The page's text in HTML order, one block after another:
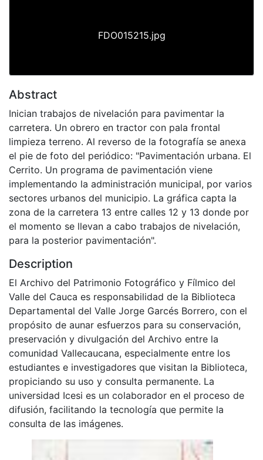
FDO015215.jpg
Abstract
Inician trabajos de nivelación para pavimentar la
carretera. Un obrero en tractor con pala frontal
limpieza terreno. Al reverso de la fotografía se anexa
el pie de foto del periódico: "Pavimentación urbana. El
Cerrito. Un programa de pavimentación viene
implementando la administración municipal, por varios
sectores urbanos del municipio. La gráfica capta la
zona de la carretera 13 entre calles 12 y 13 donde por
el momento se llevan a cabo trabajos de nivelación,
para la posterior pavimentación".
Description
El Archivo del Patrimonio Fotográfico y Fílmico del
Valle del Cauca es responsabilidad de la Biblioteca
Departamental del Valle Jorge Garcés Borrero, con el
propósito de aunar esfuerzos para su conservación,
preservación y divulgación del Archivo entre la
comunidad Vallecaucana, especialmente entre los
estudiantes e investigadores que visitan la Biblioteca,
propiciando su uso y consulta permanente. La
universidad Icesi es un colaborador en el proceso de
difusión, facilitando la tecnología que permite la
consulta de las imágenes.